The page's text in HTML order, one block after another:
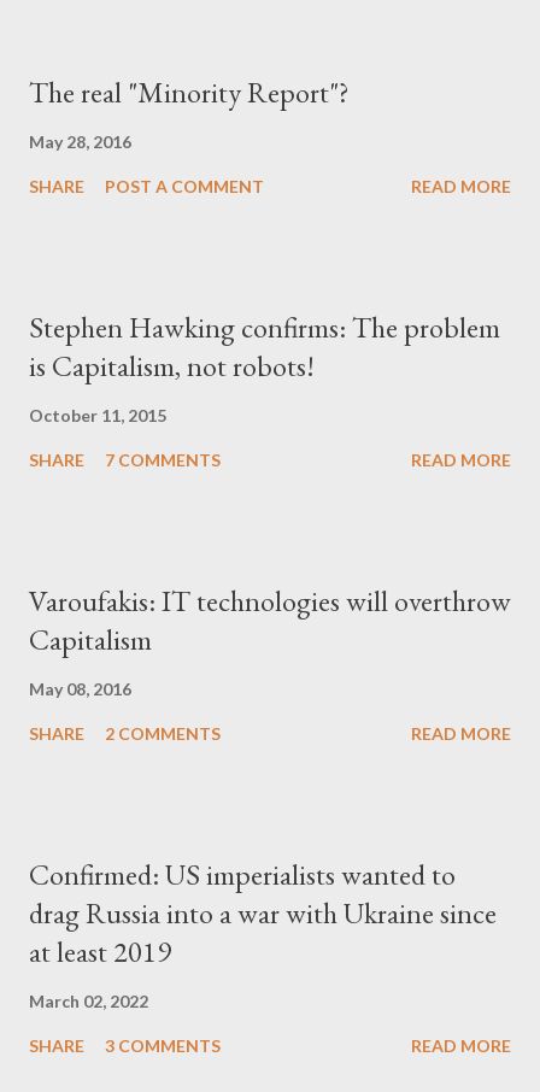
The real "Minority Report"?
May 28, 2016
SHARE POST A COMMENT READ MORE
Stephen Hawking confirms: The problem
is Capitalism, not robots!
October 11, 2015
SHARE 7 COMMENTS READ MORE
Varoufakis: IT technologies will overthrow
Capitalism
May 08, 2016
SHARE 2 COMMENTS READ MORE
Confirmed: US imperialists wanted to
drag Russia into a war with Ukraine since
at least 2019
March 02, 2022
SHARE 3 COMMENTS READ MORE